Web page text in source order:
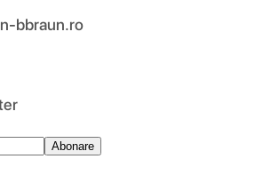
bbraun.ro
Abonare